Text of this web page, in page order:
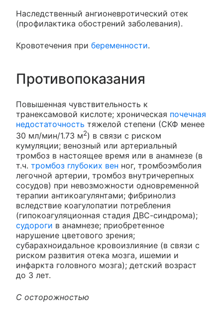
Наследственный ангионевротический отек
(профилактика обострений заболевания).
Кровотечения при беременности.
Противопоказания
Повышенная чувствительность к
транексамовой кислоте; хроническая почечная
недостаточность тяжелой степени (СКФ менее
30 мл/мин/1.73 м2) в связи с риском
кумуляции; венозный или артериальный
тромбоз в настоящее время или в анамнезе (в
т.ч. тромбоз глубоких вен ног, тромбоэмболия
легочной артерии, тромбоз внутричерепных
сосудов) при невозможности одновременной
терапии антикоагулянтами; фибринолиз
вследствие коагулопатии потребления
(гипокоагуляционная стадия ДВС-синдрома);
судороги в анамнезе; приобретенное
нарушение цветового зрения;
субарахноидальное кровоизлияние (в связи с
риском развития отека мозга, ишемии и
инфаркта головного мозга); детский возраст
до 3 лет.
С осторожностью